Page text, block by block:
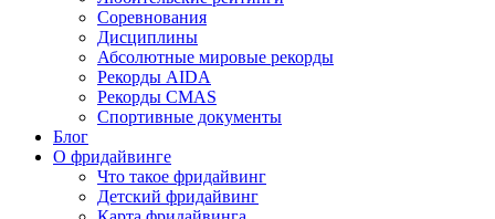
Соревнования
Дисциплины
Абсолютные мировые рекорды
Рекорды AIDA
Рекорды CMAS
Спортивные документы
Блог
О фридайвинге
Что такое фридайвинг
Детский фридайвинг